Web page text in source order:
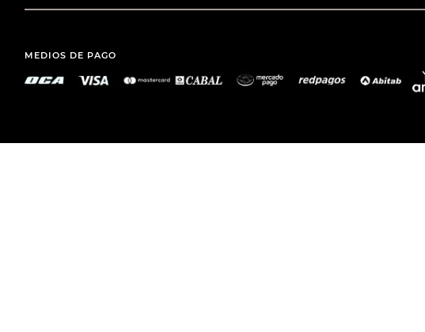
MEDIOS DE PAGO